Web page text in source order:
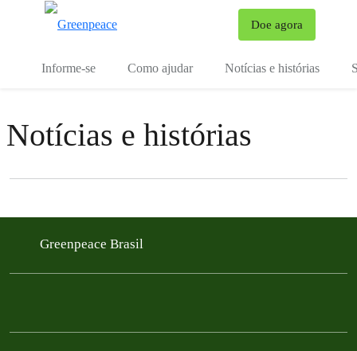
Doe agora
Informe-se Como ajudar Notícias e histórias
Notícias e histórias
Filter posts
Greenpeace Brasil